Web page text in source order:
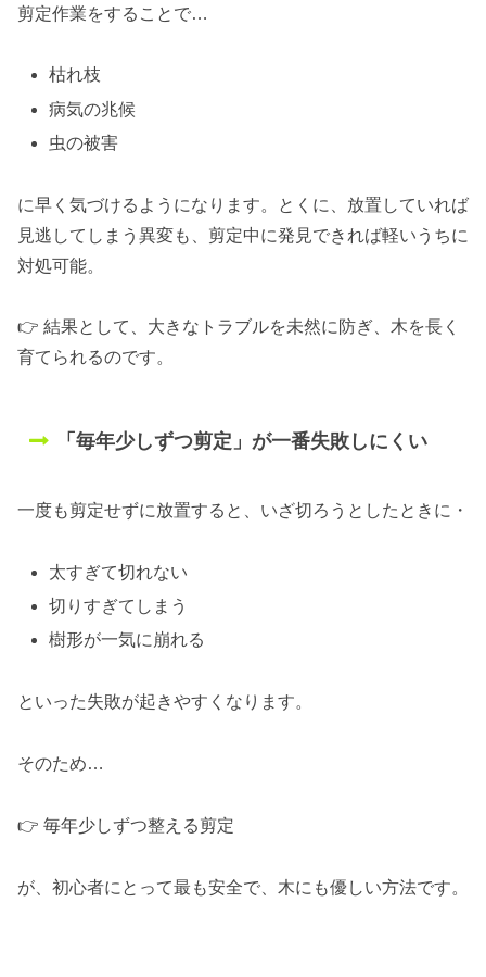
剪定作業をすることで…
枯れ枝
病気の兆候
虫の被害
に早く気づけるようになります。とくに、放置していれば
見逃してしまう異変も、剪定中に発見できれば軽いうちに
対処可能。
👉 結果として、大きなトラブルを未然に防ぎ、木を長く
育てられるのです。
「毎年少しずつ剪定」が一番失敗しにくい
一度も剪定せずに放置すると、いざ切ろうとしたときに・
太すぎて切れない
切りすぎてしまう
樹形が一気に崩れる
といった失敗が起きやすくなります。
そのため…
👉 毎年少しずつ整える剪定
が、初心者にとって最も安全で、木にも優しい方法です。